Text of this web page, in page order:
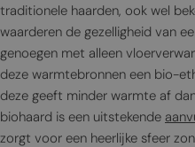
traditionele haarden, ook wel
waarderen de gezelligheid van
genoegen met alleen
deze warmtebronnen een bio-
deze geeft minder warmte af
biohaard is een uitstekende
zorgt voor een heerlijke sfeer